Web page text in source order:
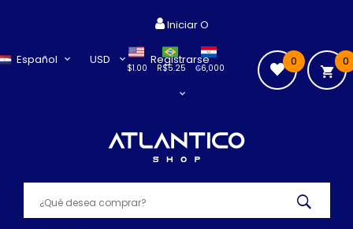
Español USD
$1.00 ₲6,000
R$5.25
Iniciar O
Registrarse 0
0